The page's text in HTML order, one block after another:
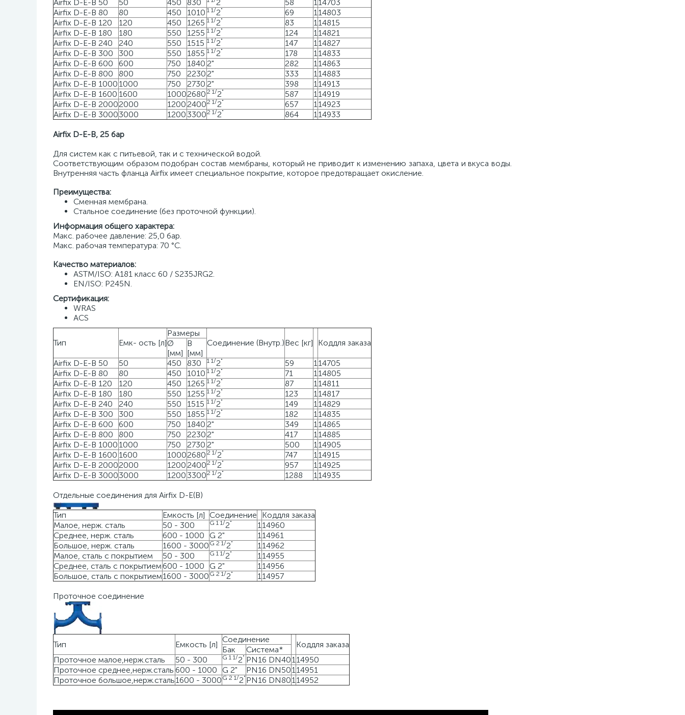
Airfix D-E-B 50
50 450 830 2 58 114703
Airfix D-E-B 80
80 450 1010 1 1/2" 69 114803
Airfix D-E-B 120
120 450 1265 1 1/2" 83 114815
Airfix D-E-B 180
180 550 1255 1 1/2" 124 114821
Airfix D-E-B 240
240 550 1515 1 1/2" 147 114827
Airfix D-E-B 300
300 550 1855 1 1/2" 178 114833
Airfix D-E-B 600
600 750 1840 2" 282 114863
Airfix D-E-B 800
800 750 22302" 333 114883
Airfix D-E-B 1000 1000 750 2730 2" 398 114913
Airfix D-E-B 1600 1600 10002680 2 1/2" 587 114919
Airfix D-E-B 20002000 120024002 1/2" 657 114923
Airfix D-E-B 30003000 1200 33002 1/2" 864 114933
Airfix D-E-B, 25 бар
Для систем как с питьевой, так и с технической водой.
Соответствующим образом подобран состав мембраны, который не приводит к изменению запаха, цвета и вкуса воды.
Внутренняя часть фланца Airfix имеет специальное покрытие, которое предотвращает окисление.
Преимущества:
Сменная мембрана.
Стальное соединение (без проточной функции).
Информация общего характера:
Макс. рабочее давление: 25,0 бар.
Макс. рабочая температура: 70 °C.
Качество материалов:
ASTM/ISO: A181 класс 60 / S235JRG2.
EN/ISO: P245N.
Сертификация:
WRAS
ACS
Тип Емк- ость [л]
Размеры
Соединение (Внутр.)Вес [кг] Коддля заказа
Ø
[мм]
В
[мм]
Airfix D-E-B 50
50 450 830 1 1/2" 59 114705
Airfix D-E-B 80
80 450 1010 1 1/2" 71 114805
Airfix D-E-B 120
120 450 1265 1 1/2" 87 114811
Airfix D-E-B 180
180 550 1255 1 1/2" 123 114817
Airfix D-E-B 240
240 550 1515 1 1/2" 149 114829
Airfix D-E-B 300
300 550 1855 1 1/2" 182 114835
Airfix D-E-B 600
600 750 1840 2" 349 114865
Airfix D-E-B 800
800 750 22302" 417 114885
Airfix D-E-B 1000 1000 750 2730 2" 500 114905
Airfix D-E-B 1600 1600 10002680 2 1/2" 747 114915
Airfix D-E-B 20002000 120024002 1/2" 957 114925
Airfix D-E-B 30003000 1200 33002 1/2" 1288 114935
Отдельные соединения для Airfix D-E(B)
Тип Емкость [л] Соединение
Коддля заказа
Малое, нерж. сталь
50 - 300 G 1 1/2" 114960
Среднее, нерж. сталь
600 - 1000 G 2" 114961
Большое, нерж. сталь
1600 - 3000 G 2 1/2" 114962
Малое, сталь с покрытием
50 - 300 G 1 1/2" 114955
Среднее, сталь с покрытием600 - 1000 G 2" 114956
Большое, сталь с покрытием1600 - 3000 G 2 1/2" 114957
Проточное соединение
Тип Емкость [л]
Соединение
Коддля заказа
Бак
Система*
Проточное малое,нерж.сталь
50 - 300 G 1 1/2" PN16 DN40114950
Проточное среднее,нерж.сталь 600 - 1000 G 2" PN16 DN50114951
Проточное большое,нерж.сталь1600 - 3000 G 2 1/2" PN16 DN80114952